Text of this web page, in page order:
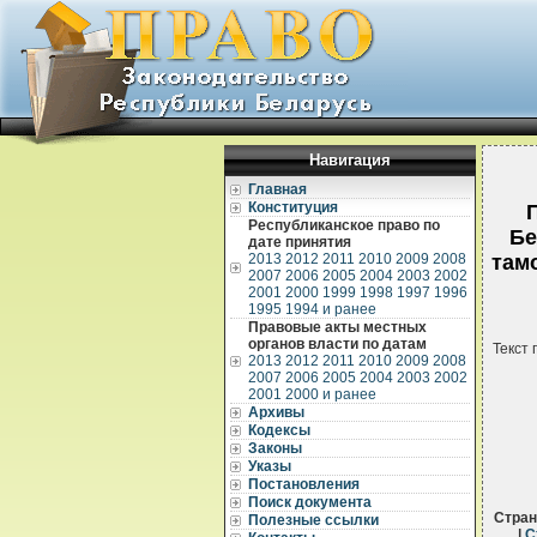
Навигация
Главная
Конституция
Республиканское право по
дате принятия
2013 2012 2011 2010 2009 2008
2007 2006 2005 2004 2003 2002
2001 2000 1999 1998 1997 1996
1995 1994 и ранее
Правовые акты местных
органов власти по датам
2013 2012 2011 2010 2009 2008
2007 2006 2005 2004 2003 2002
2001 2000 и ранее
Архивы
Кодексы
Законы
Указы
Постановления
Поиск документа
Полезные ссылки
Текст